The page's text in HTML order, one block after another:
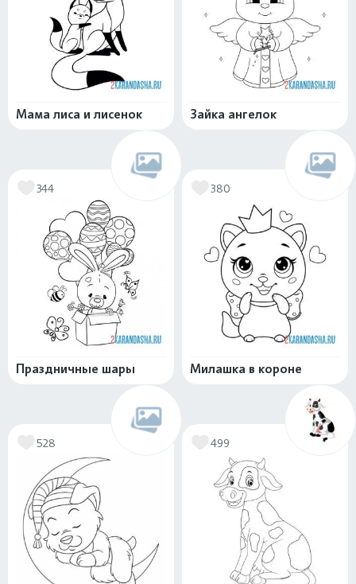
Мама лиса и лисенок Зайка ангелок
344
Праздничные шары
380
Милашка в короне
528 499